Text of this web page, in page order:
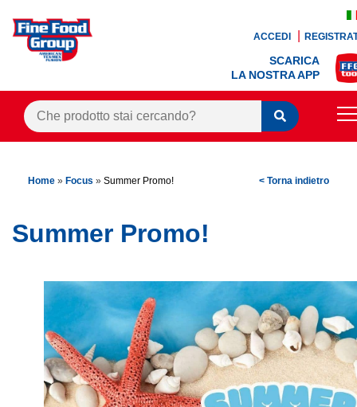
ACCEDI
SCARICA
LA NOSTRA APP
BLOG
RICETTE
OFFERTE
CONTATTI
AREA AGENTI
Home » Focus » Summer Promo! < Torna indietro
Summer Promo!